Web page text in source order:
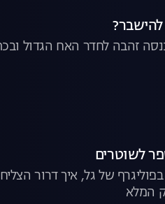
זהבה לחדר האח הגדול
של גל, איך דרור
המלא